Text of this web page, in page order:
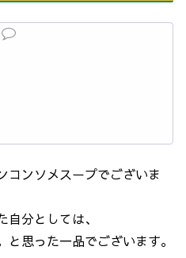
コンソメスープでございま
分としては、
思った一品でございます。